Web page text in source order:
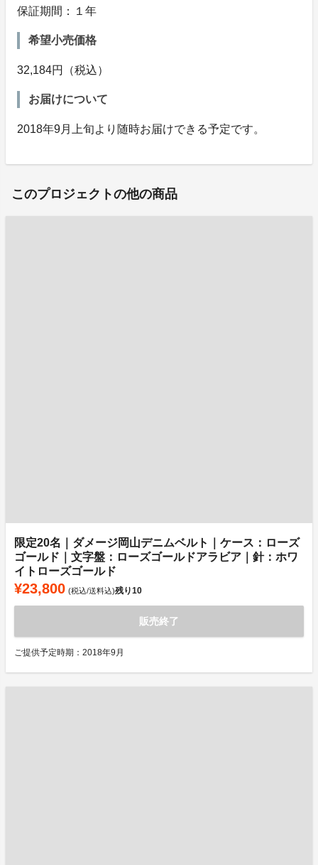
保証期間：１年
希望小売価格
32,184円（税込）
お届けについて
2018年9月上旬より随時お届けできる予定です。
このプロジェクトの他の商品
限定20名｜ダメージ岡山デニムベルト｜ケース：ローズ
ゴールド｜文字盤：ローズゴールドアラビア｜針：ホワ
イトローズゴールド
¥23,800 (税込/送料込)残り10
販売終了
ご提供予定時期：2018年9月